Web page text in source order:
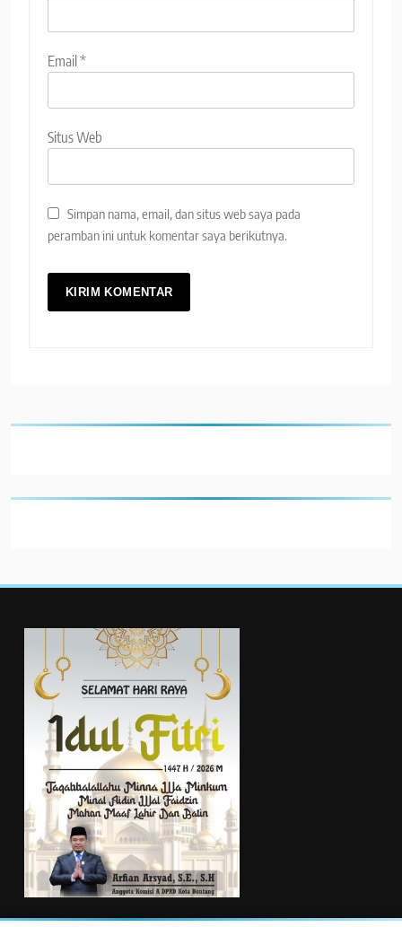
Email *
Situs Web
Simpan nama, email, dan situs web saya pada
peramban ini untuk komentar saya berikutnya.